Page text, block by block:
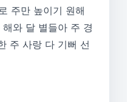
주만 높이기 원해
와 달 별들아 주 경
주 사랑 다 기뻐 선